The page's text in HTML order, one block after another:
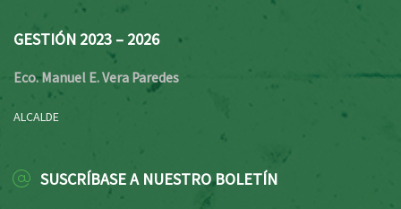
GESTIÓN 2023 – 2026
Eco. Manuel E. Vera Paredes
ALCALDE
SUSCRÍBASE A NUESTRO BOLETÍN